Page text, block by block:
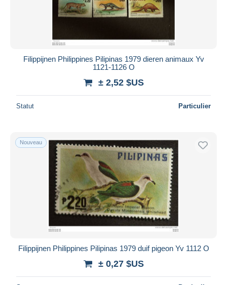
Filippijnen Philippines Pilipinas 1979 dieren animaux Yv
1121-1126 O
± 2,52 $US
Statut Particulier
Nouveau
Filippijnen Philippines Pilipinas 1979 duif pigeon Yv 1112 O
± 0,27 $US